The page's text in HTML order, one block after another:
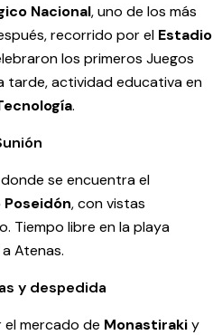
Nacional, uno de los más
recorrido por el Estadio
los primeros Juegos
tarde, actividad educativa en
.
se encuentra el
, con vistas
Tiempo libre en la playa
Atenas.
y despedida
el mercado de Monastirakiy